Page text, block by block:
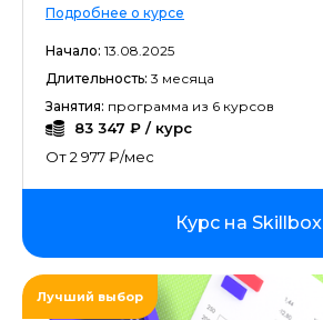
Подробнее о курсе
Начало: 13.08.2025
Длительность: 3 месяца
Занятия: программа из 6 курсов
83 347 ₽ / курс
От 2 977 ₽/мес
Курс на Skillbox
Лучший выбор